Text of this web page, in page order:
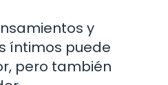
y
íntimos puede
pero también